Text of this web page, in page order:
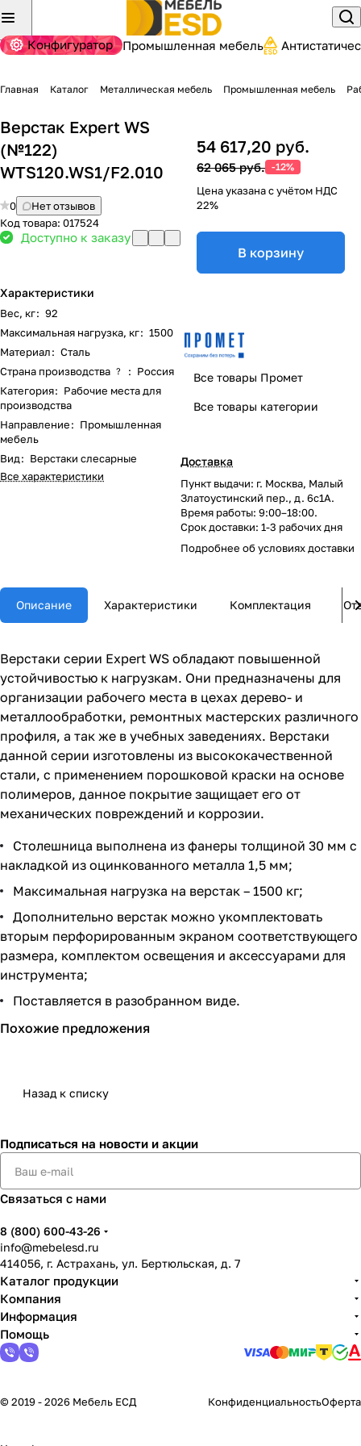
Конфигуратор Промышленная мебель
Главная Каталог Металлическая мебель Промышленная мебель
Верстак Expert WS
(№122)
WTS120.WS1/F2.010
0
Нет отзывов
Код товара: 017524
Доступно к заказу
Характеристики
Вес, кг: 92
Максимальная нагрузка, кг: 1500
Материал: Сталь
Страна производства ? : Россия
Категория: Рабочие места для
производства
Направление: Промышленная
мебель
Вид: Верстаки слесарные
Все характеристики
54 617,20 руб.
62 065 руб. -12%
Цена указана с учётом НДС
22%
В корзину
Все товары Промет
Все товары категории
Доставка
Пункт выдачи: г. Москва, Малый
Златоустинский пер., д. 6с1А.
Время работы: 9:00–18:00.
Срок доставки: 1-3 рабочих дня
Подробнее обусловиях доставки
Описание Характеристики Комплектация
Верстаки серии Expert WS обладают повышенной
устойчивостью к нагрузкам. Они предназначены для
организации рабочего места в цехах дерево- и
металлообработки, ремонтных мастерских различного
профиля, а так же в учебных заведениях. Верстаки
данной серии изготовлены из высококачественной
стали, с применением порошковой краски на основе
полимеров, данное покрытие защищает его от
механических повреждений и коррозии.
Столешница выполнена из фанеры толщиной 30 мм с
накладкой из оцинкованного металла 1,5 мм;
Максимальная нагрузка на верстак – 1500 кг;
Дополнительно верстак можно укомплектовать
вторым перфорированным экраном соответствующего
размера, комплектом освещения и аксессуарами для
инструмента;
Поставляется в разобранном виде.
Похожие предложения
Назад к списку
Подписаться на новости и акции
Связаться с нами
8 (800) 600-43-26
info@mebelesd.ru
414056, г. Астрахань, ул. Бертюльская, д. 7
Каталог продукции
Компания
Информация
Помощь
© 2019 - 2026 Мебель ЕСД КонфиденциальностьОферта